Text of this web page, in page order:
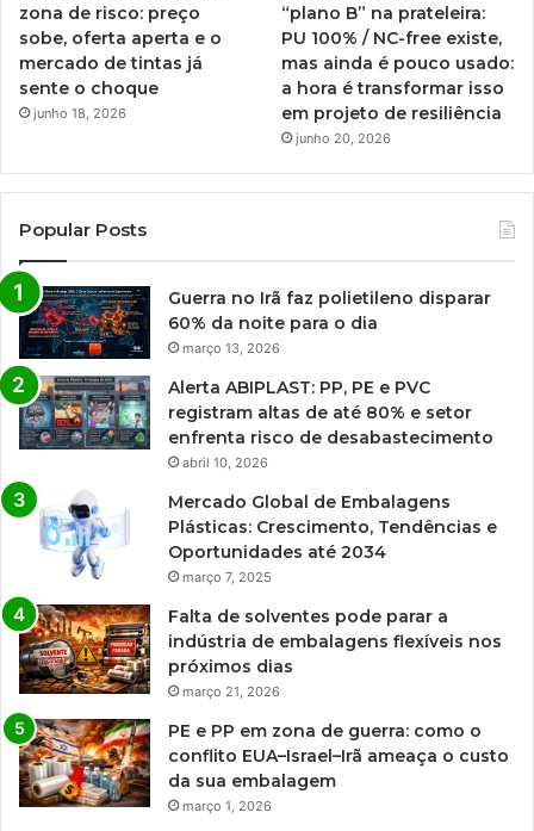
zona de risco: preço
sobe, oferta aperta e o
mercado de tintas já
sente o choque
junho 18, 2026
“plano B” na prateleira:
PU 100% / NC-free existe,
mas ainda é pouco usado:
a hora é transformar isso
em projeto de resiliência
junho 20, 2026
Popular Posts
Guerra no Irã faz polietileno disparar
60% da noite para o dia
março 13, 2026
Alerta ABIPLAST: PP, PE e PVC
registram altas de até 80% e setor
enfrenta risco de desabastecimento
abril 10, 2026
Mercado Global de Embalagens
Plásticas: Crescimento, Tendências e
Oportunidades até 2034
março 7, 2025
Falta de solventes pode parar a
indústria de embalagens flexíveis nos
próximos dias
março 21, 2026
PE e PP em zona de guerra: como o
conflito EUA–Israel–Irã ameaça o custo
da sua embalagem
março 1, 2026